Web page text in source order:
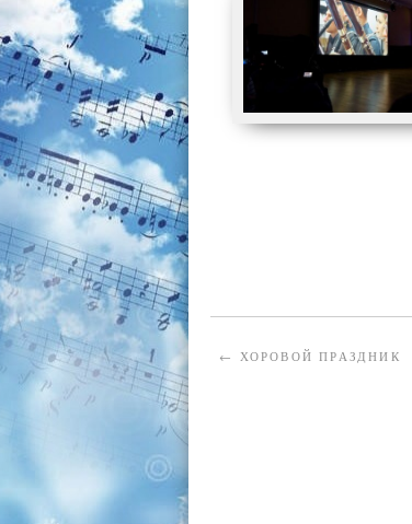
← ХОРОВОЙ ПРАЗДНИК